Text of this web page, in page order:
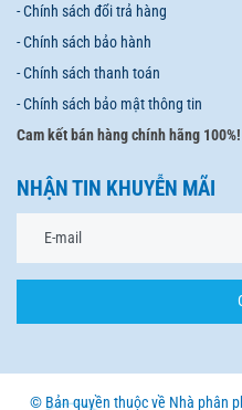
- Chính sách đổi trả hàng
- Chính sách bảo hành
- Chính sách thanh toán
- Chính sách bảo mật thông tin
Cam kết bán hàng chính hãng 100%!
NHẬN TIN KHUYỄN MÃI
© Bản quyền thuộc về Nhà phân